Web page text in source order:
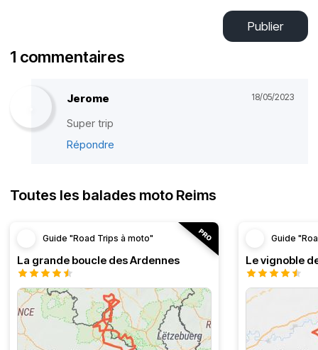
Publier
1 commentaires
Jerome 18/05/2023
Super trip
Répondre
Toutes les balades moto Reims
Guide "Road Trips à moto"
La grande boucle des Ardennes
Guide
Le vignoble